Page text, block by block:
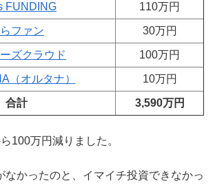
FUNDING 110万円
ファン 30万円
ズクラウド 100万円
（オルタナ） 10万円
合計 3,590万円
100万円減りました。
なかったのと、イマイチ投資できなかっ